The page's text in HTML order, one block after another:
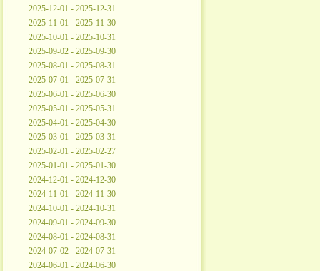
2025-12-01 - 2025-12-31
2025-11-01 - 2025-11-30
2025-10-01 - 2025-10-31
2025-09-02 - 2025-09-30
2025-08-01 - 2025-08-31
2025-07-01 - 2025-07-31
2025-06-01 - 2025-06-30
2025-05-01 - 2025-05-31
2025-04-01 - 2025-04-30
2025-03-01 - 2025-03-31
2025-02-01 - 2025-02-27
2025-01-01 - 2025-01-30
2024-12-01 - 2024-12-30
2024-11-01 - 2024-11-30
2024-10-01 - 2024-10-31
2024-09-01 - 2024-09-30
2024-08-01 - 2024-08-31
2024-07-02 - 2024-07-31
2024-06-01 - 2024-06-30